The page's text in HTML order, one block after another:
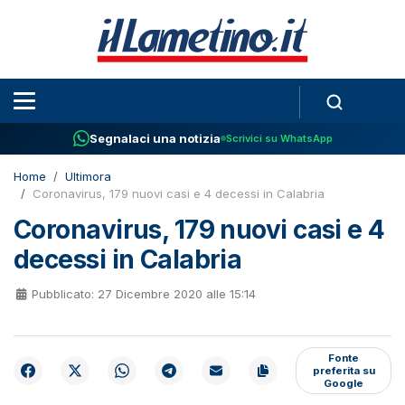
Segnalaci una notizia Scrivici su WhatsApp
Home
Ultimora
Coronavirus, 179 nuovi casi e 4 decessi in Calabria
Coronavirus, 179 nuovi casi e 4
decessi in Calabria
Pubblicato: 27 Dicembre 2020 alle 15:14
Fonte
preferita su
Google